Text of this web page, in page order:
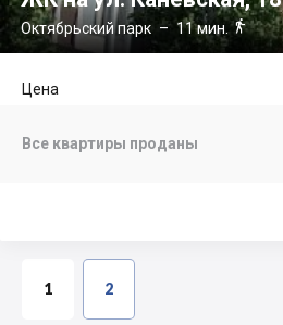
Октябрьский парк – 11 мин.
Цена
Все квартиры проданы
1 2